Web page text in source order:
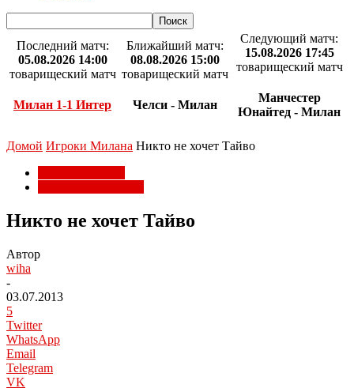
Последний матч:
05.08.2026 14:00
товарищеский матч
Милан 1-1 Интер
Ближайший матч:
08.08.2026 15:00
товарищеский матч
Челси - Милан
Следующий матч:
15.08.2026 17:45
товарищеский матч
Манчестер
Юнайтед - Милан
Домой Игроки Милана Никто не хочет Тайво
Никто не хочет Тайво
Автор
wiha
-
03.07.2013
5
Twitter
WhatsApp
Email
Telegram
VK